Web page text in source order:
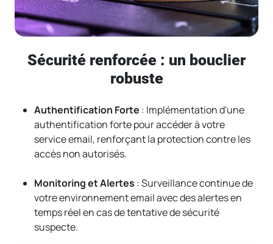
Sécurité renforcée : un bouclier
robuste
Authentification Forte : Implémentation d'une
authentification forte pour accéder à votre
service email, renforçant la protection contre les
accès non autorisés.
Monitoring et Alertes : Surveillance continue de
votre environnement email avec des alertes en
temps réel en cas de tentative de sécurité
suspecte.